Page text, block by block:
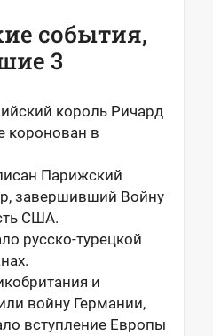
события,
3
король Ричард
коронован в
Парижский
завершивший Войну
США.
русско-турецкой
и
войну Германии,
вступление Европы